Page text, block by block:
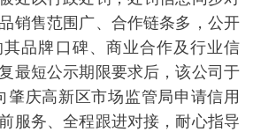
销售范围广、合作链条多，公开
品牌口碑、商业合作及行业信
最短公示期限要求后，该公司于
肇庆高新区市场监管局申请信用
服务、全程跟进对接，耐心指导